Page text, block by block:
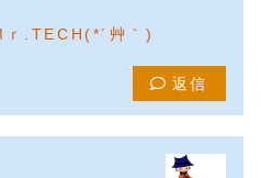
ｒ.TECH(*´艸｀)
返信